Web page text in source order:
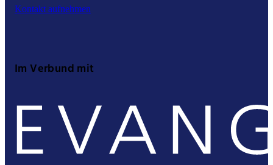
Kontakt aufnehmen
Im Verbund mit